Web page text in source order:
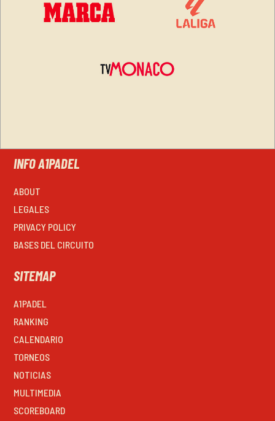
INFO A1PADEL
ABOUT
LEGALES
PRIVACY POLICY
BASES DEL CIRCUITO
SITEMAP
A1PADEL
RANKING
CALENDARIO
TORNEOS
NOTICIAS
MULTIMEDIA
SCOREBOARD